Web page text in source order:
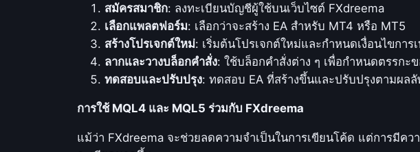
สมัครสมาชิก: ลงทะเบียนบัญชีผู้ใช้บนเว็บไซต์ FXdreema
เลือกแพลตฟอร์ม: เลือกว่าจะสร้าง EA สำหรับ MT4 หรือ MT5
สร้างโปรเจกต์ใหม่: เริ่มต้นโปรเจกต์ใหม่และกำหนดเงื่อนไขการ
ลากและวางบล็อกคำสั่ง: ใช้บล็อกคำสั่งต่าง ๆ เพื่อกำหนดตรรกะข
ทดสอบและปรับปรุง: ทดสอบ EA ที่สร้างขึ้นและปรับปรุงตามผล
การใช้ MQL4 และ MQL5 ร่วมกับ FXdreema
แม้ว่า FXdreema จะช่วยลดความจำเป็นในการเขียนโค้ด แต่การมีคว